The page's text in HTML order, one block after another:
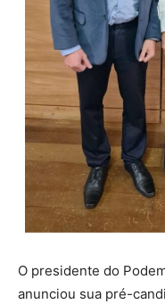
O presidente do
anunciou sua pré-